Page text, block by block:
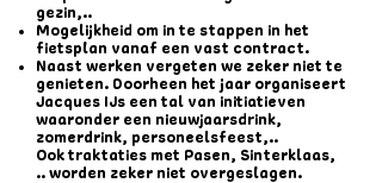
gezin,..
Mogelijkheid om in te stappen in het
fietsplan vanaf een vast contract.
Naast werken vergeten we zeker niet te
genieten. Doorheen het jaar organiseert
Jacques IJs een tal van initiatieven
waaronder een nieuwjaarsdrink,
zomerdrink, personeelsfeest,..
Ook traktaties met Pasen, Sinterklaas,
.. worden zeker niet overgeslagen.